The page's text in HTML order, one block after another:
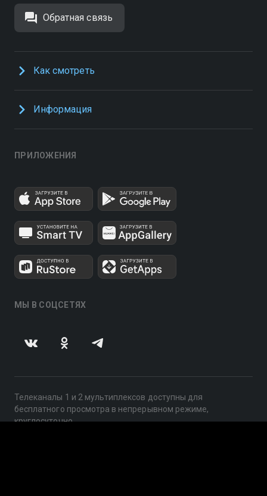
Обратная связь
Как смотреть
Информация
ПРИЛОЖЕНИЯ
МЫ В СОЦСЕТЯХ
Телеканалы 1 и 2 мультиплексов доступны для
бесплатного просмотра в непрерывном режиме,
круглосуточно.